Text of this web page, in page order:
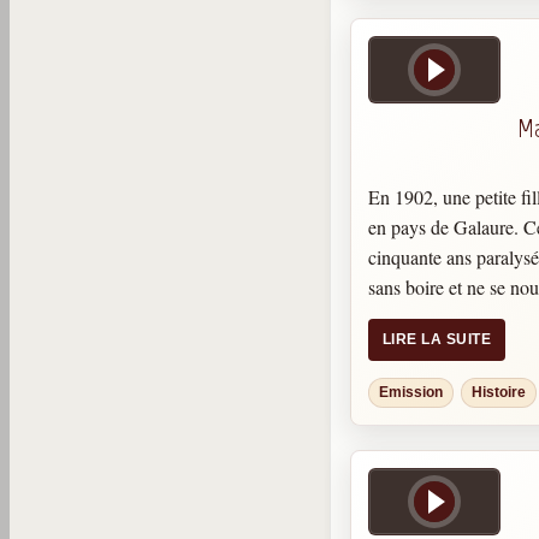
Loin d’être un
transmet son
En 1902, une petite
en pays de Galaure.
cinquante ans
sans boire et ne se
fut l’objet de
traces de coups,
grabataire à l’âge de
ans, a reçu dans sa
gens, éclairant,
LIRE LA SUITE
Emission Histoire